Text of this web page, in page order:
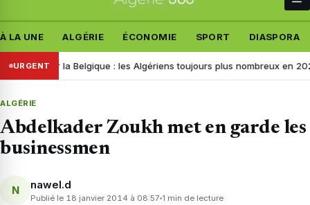
À LA UNE ALGÉRIE ÉCONOMIE SPORT DIASPORA
URGENT
pour la Belgique : les Algériens toujours plus nombreux en 2026,
ALGÉRIE
Abdelkader Zoukh met en garde les
businessmen
N nawel.d
Publié le 18 janvier 2014 à 08:57 1 min de lecture